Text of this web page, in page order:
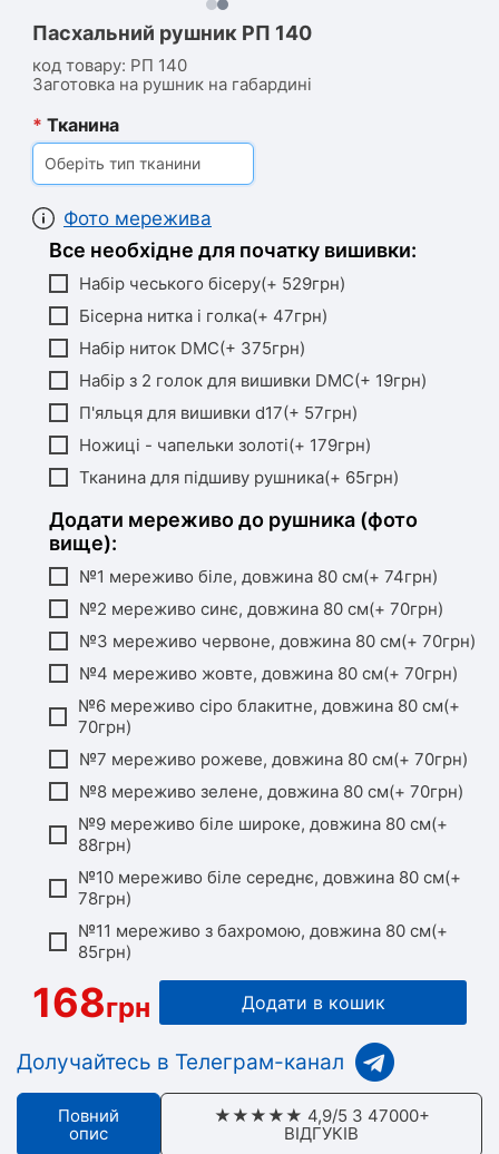
Пасхальний рушник РП 140
код товару: РП 140
Заготовка на рушник на габардині
* Тканина
Оберіть тип тканини
Фото мережива
Все необхідне для початку вишивки:
Набір чеського бісеру(+ 529грн)
Бісерна нитка і голка(+ 47грн)
Набір ниток DMC(+ 375грн)
Набір з 2 голок для вишивки DMC(+ 19грн)
П'яльця для вишивки d17(+ 57грн)
Ножиці - чапельки золоті(+ 179грн)
Тканина для підшиву рушника(+ 65грн)
Додати мереживо до рушника (фото
вище):
№1 мереживо біле, довжина 80 см(+ 74грн)
№2 мереживо синє, довжина 80 см(+ 70грн)
№3 мереживо червоне, довжина 80 см(+ 70грн)
№4 мереживо жовте, довжина 80 см(+ 70грн)
№6 мереживо сіро блакитне, довжина 80 см(+
70грн)
№7 мереживо рожеве, довжина 80 см(+ 70грн)
№8 мереживо зелене, довжина 80 см(+ 70грн)
№9 мереживо біле широке, довжина 80 см(+
88грн)
№10 мереживо біле середнє, довжина 80 см(+
78грн)
№11 мереживо з бахромою, довжина 80 см(+
85грн)
168грн Додати в кошик
Долучайтесь в Телеграм-канал
Повний
опис
★★★★★ 4,9/5 З 47000+
ВІДГУКІВ